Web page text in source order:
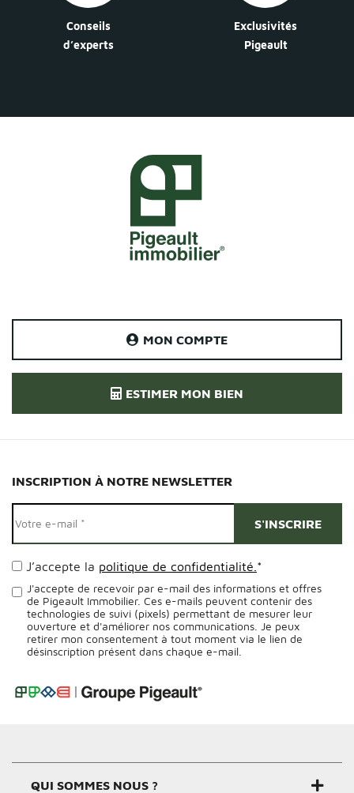
Conseils
d’experts
Exclusivités
Pigeault
MON COMPTE
ESTIMER MON BIEN
INSCRIPTION À NOTRE NEWSLETTER
J’accepte la politique de confidentialité. *
J'accepte de recevoir par e-mail des informations et offres
de Pigeault Immobilier. Ces e-mails peuvent contenir des
technologies de suivi (pixels) permettant de mesurer leur
ouverture et d'améliorer nos communications. Je peux
retirer mon consentement à tout moment via le lien de
désinscription présent dans chaque e-mail.
Alternative:
QUI SOMMES NOUS ?